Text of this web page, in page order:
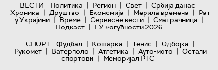
ВЕСТИ Политика | Регион | Свет | Србија данас |
Хроника | Друштво | Економија | Мерила времена | Рат
у Украјини | Време | Сервисне вести | Сматрачница |
Подкаст | ЕУ могућности 2026
СПОРТ
Фудбал | Кошарка | Тенис | Одбојка |
Рукомет | Ватерполо | Атлетика | Ауто-мото | Остали
спортови | Меморијал РТС